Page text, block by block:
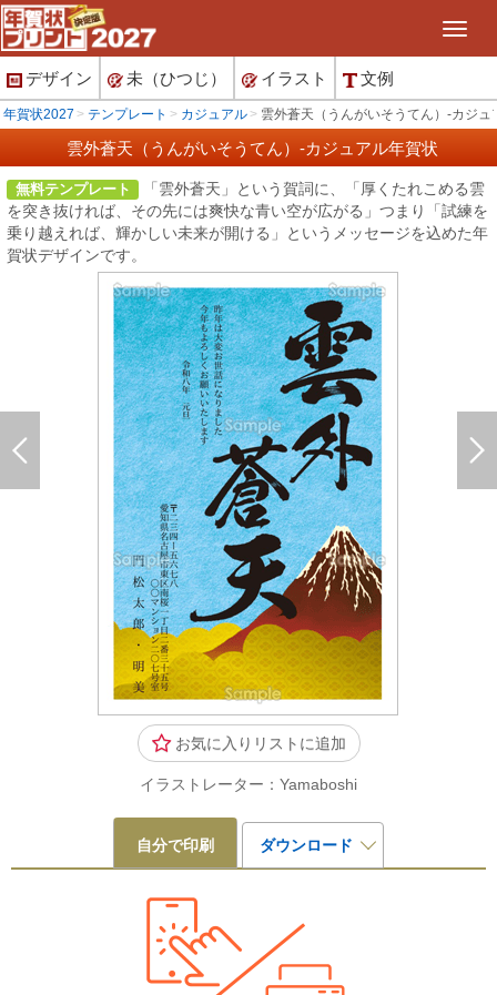
デザイン 未（ひつじ） イラスト 文例
年賀状2027 テンプレート カジュアル 雲外蒼天（うんがいそうてん）-カジュ
雲外蒼天（うんがいそうてん）-カジュアル年賀状
無料テンプレート
「雲外蒼天」という賀詞に、「厚くたれこめる雲
を突き抜ければ、その先には爽快な青い空が広がる」つまり「試練を
乗り越えれば、輝かしい未来が開ける」というメッセージを込めた年
賀状デザインです。
お気に入りリストに追加
イラストレーター：Yamaboshi
自分で印刷 ダウンロード